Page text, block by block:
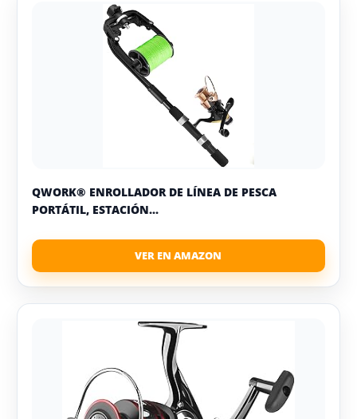
QWORK® ENROLLADOR DE LÍNEA DE PESCA
PORTÁTIL, ESTACIÓN...